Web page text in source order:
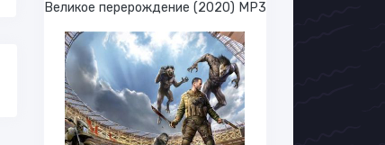
Великое перерождение (2020) МР3